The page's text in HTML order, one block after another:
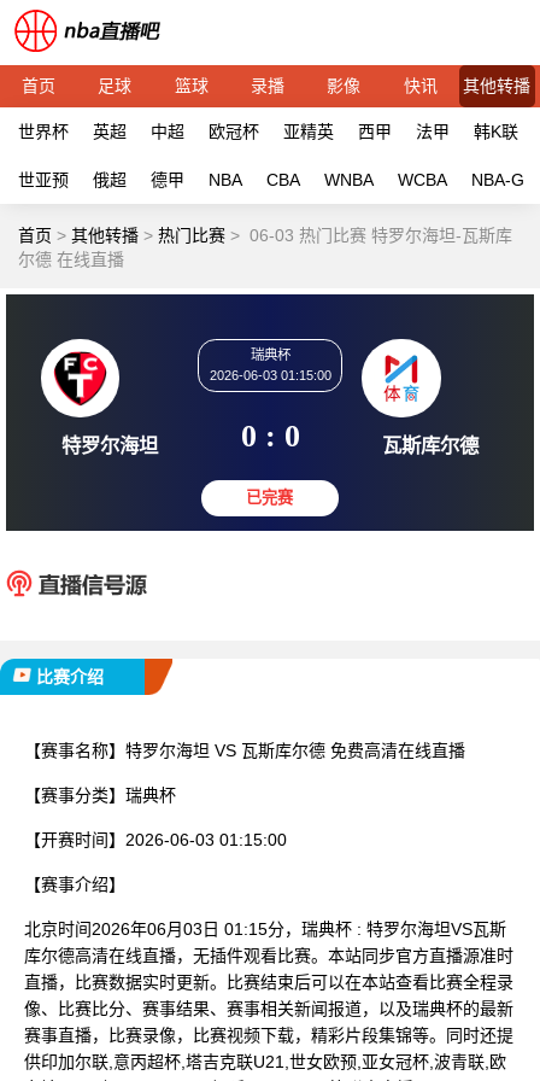
首页 足球 篮球 录播 影像 快讯 其他转播
世界杯 英超 中超 欧冠杯 亚精英 西甲 法甲 韩K联
世亚预 俄超 德甲 NBA CBA WNBA WCBA NBA-G
首页 > 其他转播 > 热门比赛 > 06-03 热门比赛 特罗尔海坦-瓦斯库
尔德 在线直播
2026-06-03 01:15:00
0 : 0
比赛介绍
【赛事名称】 特罗尔海坦 VS 瓦斯库尔德 免费高清在线直播
【赛事分类】 瑞典杯
【开赛时间】 2026-06-03 01:15:00
【赛事介绍】
北京时间2026年06月03日 01:15分，瑞典杯 : 特罗尔海坦VS瓦斯
库尔德高清在线直播，无插件观看比赛。本站同步官方直播源准时
直播，比赛数据实时更新。比赛结束后可以在本站查看比赛全程录
像、比赛比分、赛事结果、赛事相关新闻报道，以及瑞典杯的最新
赛事直播，比赛录像，比赛视频下载，精彩片段集锦等。同时还提
供印加尔联,意丙超杯,塔吉克联U21,世女欧预,亚女冠杯,波青联,欧